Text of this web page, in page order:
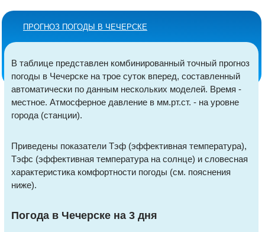
ПРОГНОЗ ПОГОДЫ В ЧЕЧЕРСКЕ
В таблице представлен комбинированный точный прогноз
погоды в Чечерске на трое суток вперед, составленный
автоматически по данным нескольких моделей. Время -
местное. Атмосферное давление в мм.рт.ст. - на уровне
города (станции).
Приведены показатели Тэф (эффективная температура),
Тэфс (эффективная температура на солнце) и словесная
характеристика комфортности погоды (см. пояснения
ниже).
Погода в Чечерске на 3 дня